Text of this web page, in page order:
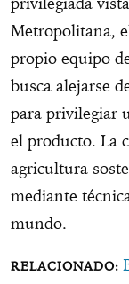
Metropolitana,
propio equipo
busca alejarse
para privilegiar
el producto. La
agricultura
mediante
mundo.